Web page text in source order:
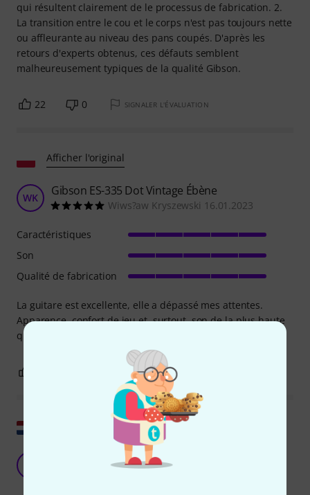
qui résultent clairement de le processus de fabrication. 2.
La transition entre le cou et le corps n'est pas toujours nette
ou affleurante au niveau des pans coupés. D'après les
retours d'experts obtenus, ces défauts semblent
malheureusement typiques de la qualité Gibson.
22 0 SIGNALER L'ÉVALUATION
Afficher l'original
WK Gibson ES-335 Dot Vintage Ébène
Wiws?aw Kryszewski 16.01.2023
La guitare est excellente, elle a dépassé mes attentes.
Apparence, confort de jeu et, surtout, son de la plus haute
qualité, de classe mondiale.
Caractéristiques
Son
Qualité de fabrication
SIGNALER L'ÉVALUATION
Afficher l'original
André 79 23.06.2026